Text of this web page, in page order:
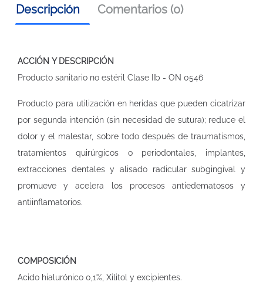
Descripción Comentarios (0)
ACCIÓN Y DESCRIPCIÓN
Producto sanitario no estéril Clase IIb - ON 0546
Producto para utilización en heridas que pueden cicatrizar
por segunda intención (sin necesidad de sutura); reduce el
dolor y el malestar, sobre todo después de traumatismos,
tratamientos quirúrgicos o periodontales, implantes,
extracciones dentales y alisado radicular subgingival y
promueve y acelera los procesos antiedematosos y
antiinflamatorios.
COMPOSICIÓN
Acido hialurónico 0,1%, Xilitol y excipientes.